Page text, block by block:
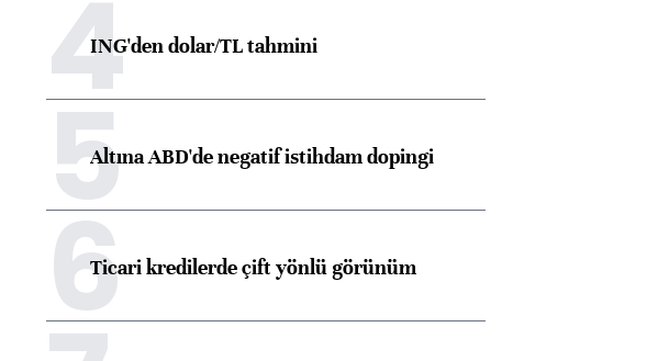
4ING'den dolar/TL tahmini
5Altına ABD'de negatif istihdam dopingi
6Ticari kredilerde çift yönlü görünüm